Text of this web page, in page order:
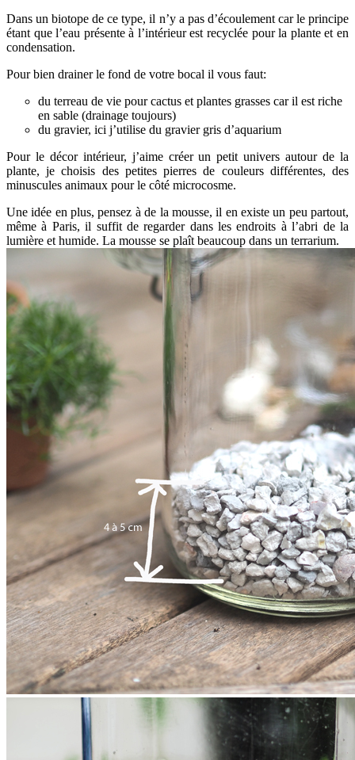
Dans un biotope de ce type, il n’y a pas d’écoulement car le principe
étant que l’eau présente à l’intérieur est recyclée pour la plante et en
condensation.
Pour bien drainer le fond de votre bocal il vous faut:
du terreau de vie pour cactus et plantes grasses car il est riche
en sable (drainage toujours)
du gravier, ici j’utilise du gravier gris d’aquarium
Pour le décor intérieur, j’aime créer un petit univers autour de la
plante, je choisis des petites pierres de couleurs différentes, des
minuscules animaux pour le côté microcosme.
Une idée en plus, pensez à de la mousse, il en existe un peu partout,
même à Paris, il suffit de regarder dans les endroits à l’abri de la
lumière et humide. La mousse se plaît beaucoup dans un terrarium.